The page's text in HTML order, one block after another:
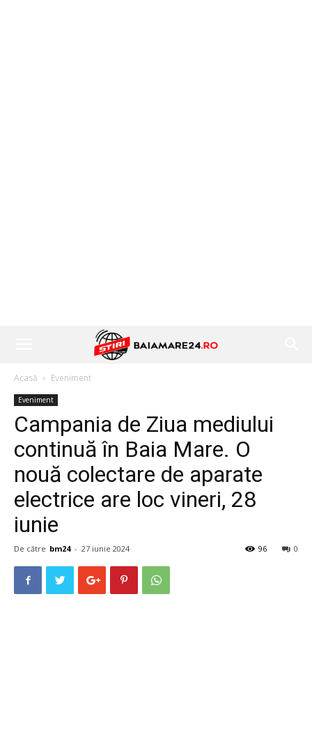
Acasă Eveniment
Eveniment
Campania de Ziua mediului
continuă în Baia Mare. O
nouă colectare de aparate
electrice are loc vineri, 28
iunie
De către bm24 - 27 iunie 2024 0
96